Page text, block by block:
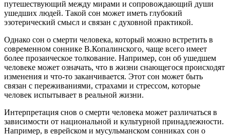
путешествующий между мирами и сопровождающий души
ушедших людей. Такой сон может иметь глубокий
эзотерический смысл и связан с духовной практикой.
Однако сон о смерти человека, который можно встретить в
современном соннике В.Копалинского, чаще всего имеет
более прозаическое толкование. Например, сон об ушедшем
человеке может означать, что в жизни снающегося происходят
изменения и что-то заканчивается. Этот сон может быть
связан с переживаниями, страхами и стрессом, которые
человек испытывает в реальной жизни.
Интерпретация снов о смерти человека может различаться в
зависимости от национальной и культурной принадлежности.
Например, в еврейском и мусульманском сонниках сон о